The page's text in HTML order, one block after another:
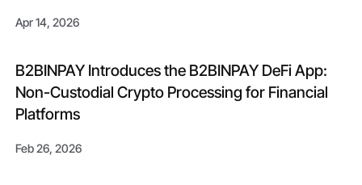
Apr 14, 2026
B2BINPAY Introduces the B2BINPAY DeFi App:
Non-Custodial Crypto Processing for Financial
Platforms
Feb 26, 2026